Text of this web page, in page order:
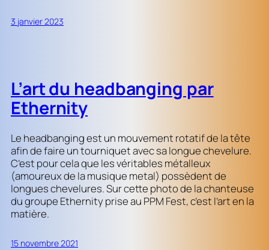
3 janvier 2023
L’art du headbanging par
Ethernity
Le headbanging est un mouvement rotatif de la tête
afin de faire un tourniquet avec sa longue chevelure.
C’est pour cela que les véritables métalleux
(amoureux de la musique metal) possèdent de
longues chevelures. Sur cette photo de la chanteuse
du groupe Ethernity prise au PPM Fest, c’est l’art en la
matière.
15 novembre 2021